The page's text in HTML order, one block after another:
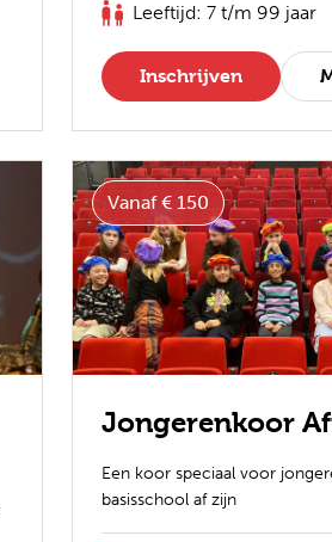
Leeftijd: 7 t/m 99 jaar
Inschrijven
Vanaf € 150
Jongerenkoor
Een koor speciaal voor
basisschool af zijn